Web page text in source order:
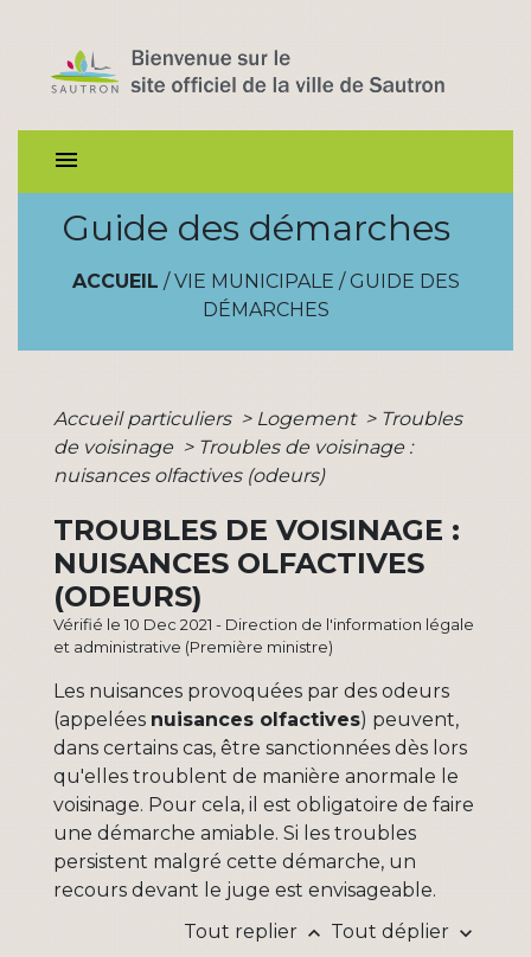
menu
Guide des démarches
ACCUEIL / VIE MUNICIPALE / GUIDE DES
DÉMARCHES
Accueil particuliers > Logement > Troubles
de voisinage > Troubles de voisinage :
nuisances olfactives (odeurs)
TROUBLES DE VOISINAGE :
NUISANCES OLFACTIVES
(ODEURS)
Vérifié le 10 Dec 2021 - Direction de l'information légale
et administrative (Première ministre)
Les nuisances provoquées par des odeurs
(appelées nuisances olfactives) peuvent,
dans certains cas, être sanctionnées dès lors
qu'elles troublent de manière anormale le
voisinage. Pour cela, il est obligatoire de faire
une démarche amiable. Si les troubles
persistent malgré cette démarche, un
recours devant le juge est envisageable.
Tout replier keyboard_arrow_up Tout déplier keyboard_arrow_down